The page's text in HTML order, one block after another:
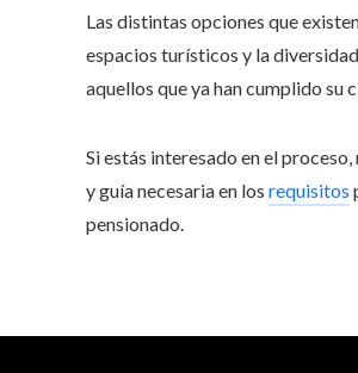
Las distintas opciones que
espacios turísticos y la
aquellos que ya han cumplido su
Si estás interesado en el
y guía necesaria en los requisitos
pensionado.